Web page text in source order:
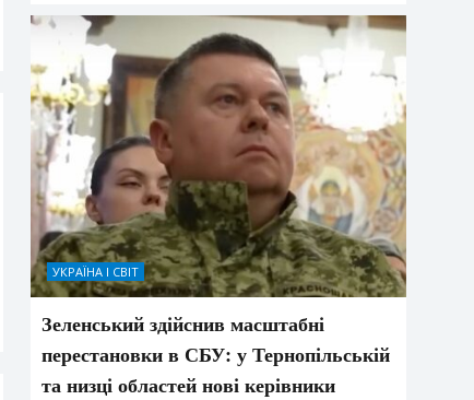
УКРАЇНА І СВІТ
Зеленський здійснив масштабні
перестановки в СБУ: у Тернопільській
та низці областей нові керівники